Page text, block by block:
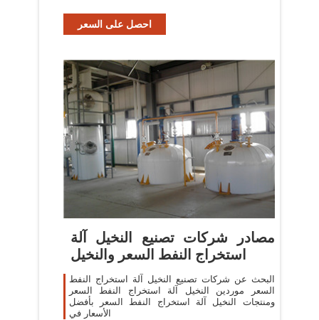
احصل على السعر
مصادر شركات تصنيع النخيل آلة
استخراج النفط السعر والنخيل
البحث عن شركات تصنيع النخيل آلة استخراج النفط
السعر موردين النخيل آلة استخراج النفط السعر
ومنتجات النخيل آلة استخراج النفط السعر بأفضل
الأسعار في